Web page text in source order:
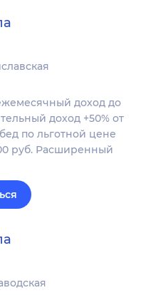
доход до
доход +50% от
по льготной цене
руб. Расширенный